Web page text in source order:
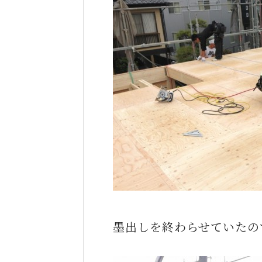
墨出しを終わらせていた